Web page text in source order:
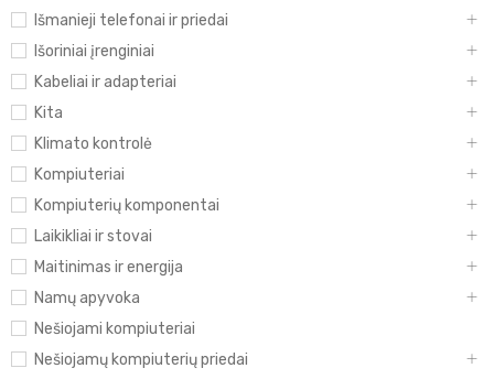
Išmanieji telefonai ir priedai
Išoriniai įrenginiai
Kabeliai ir adapteriai
Kita
Klimato kontrolė
Kompiuteriai
Kompiuterių komponentai
Laikikliai ir stovai
Maitinimas ir energija
Namų apyvoka
Nešiojami kompiuteriai
Nešiojamų kompiuterių priedai